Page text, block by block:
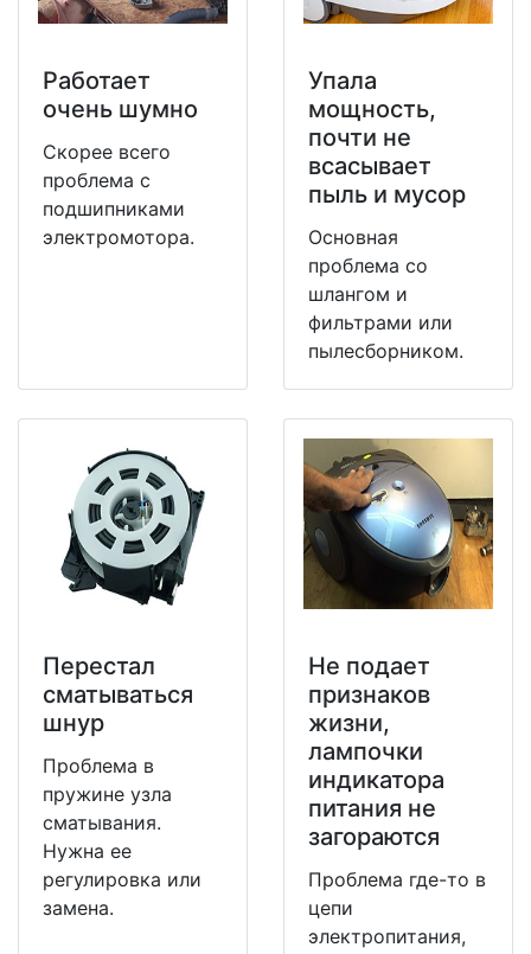
Работает
очень шумно
Скорее всего
проблема с
подшипниками
электромотора.
Упала
мощность,
почти не
всасывает
пыль и мусор
Основная
проблема со
шлангом и
фильтрами или
пылесборником.
Перестал
сматываться
шнур
Проблема в
пружине узла
сматывания.
Нужна ее
регулировка или
замена.
Не подает
признаков
жизни,
лампочки
индикатора
питания не
загораются
Проблема где-то в
цепи
электропитания,